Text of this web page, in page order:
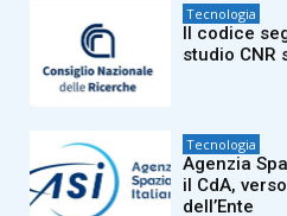
Tecnologia
Il codice
studio CNR
Tecnologia
Agenzia
il CdA,
dell’Ente